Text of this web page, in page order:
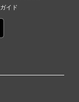
イド